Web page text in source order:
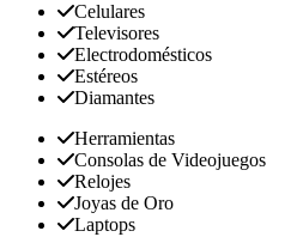
Celulares
Televisores
Electrodomésticos
Estéreos
Diamantes
Herramientas
Consolas de Videojuegos
Relojes
Joyas de Oro
Laptops